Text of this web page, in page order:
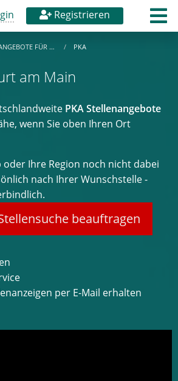
Registrieren
FÜR … PKA
am Main
PKA Stellenangebote
wenn Sie oben Ihren Ort
oder Ihre Region noch nicht dabei
nach Ihrer Wunschstelle -
beauftragen
per E-Mail erhalten